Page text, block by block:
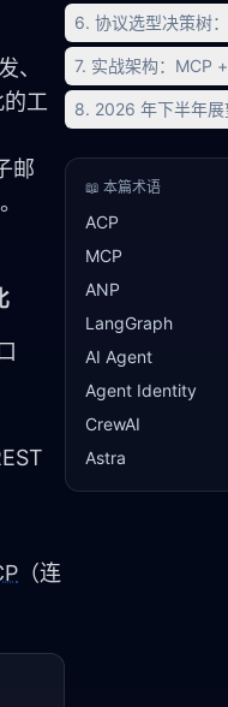
、
工
邮
（连
6. 协议选型决策树
7. 实战架构：MCP
8. 2026 年下半年展
📖 本篇术语
ACP
MCP
ANP
LangGraph
AI Agent
Agent Identity
CrewAI
Astra